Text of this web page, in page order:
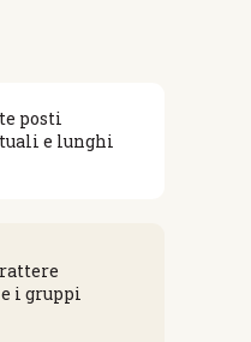
posti
e lunghi
i gruppi